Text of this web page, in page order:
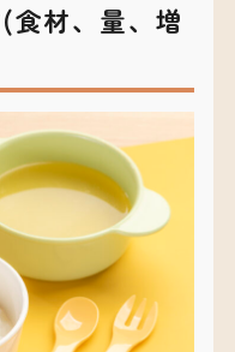
食材、量、増